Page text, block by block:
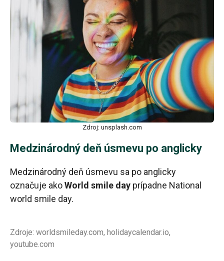
Zdroj: unsplash.com
Medzinárodný deň úsmevu po anglicky
Medzinárodný deň úsmevu sa po anglicky
označuje akoWorld smile day prípadne National
world smile day.
Zdroje: worldsmileday.com, holidaycalendar.io,
youtube.com